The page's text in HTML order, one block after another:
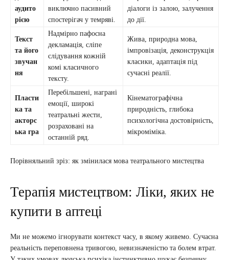
аудито
рією
виключно пасивний
спостерігач у темряві.
діалоги із залою, залучення
до дії.
Текст
та його
звучан
ня
Надмірно пафосна
декламація, сліпе
слідування кожній
комі класичного
тексту.
Жива, природна мова,
імпровізація, деконструкція
класики, адаптація під
сучасні реалії.
Пласти
ка та
акторс
ька гра
Перебільшені, награні
емоції, широкі
театральні жести,
розраховані на
останній ряд.
Кінематографічна
природність, глибока
психологічна достовірність,
мікроміміка.
Порівняльний зріз: як змінилася мова театрального мистецтва
Терапія мистецтвом: Ліки, яких не
купити в аптеці
Ми не можемо ігнорувати контекст часу, в якому живемо. Сучасна
реальність переповнена тривогою, невизначеністю та болем втрат.